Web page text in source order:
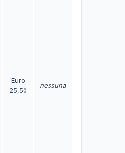
Euro
25,50
nessuna